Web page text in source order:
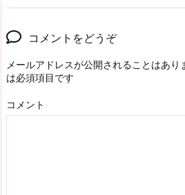
コメントをどうぞ
メールアドレスが公開されることはあり
は必須項目です
コメント